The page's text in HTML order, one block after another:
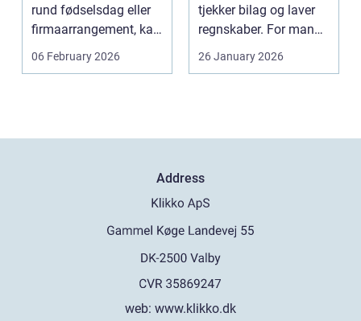
rund fødselsdag eller
firmaarrangement, kan
planlægnin...
06 February 2026
tjekker bilag og laver
regnskaber. For mange
mindre og mellemst...
26 January 2026
Address
web: www.klikko.dk